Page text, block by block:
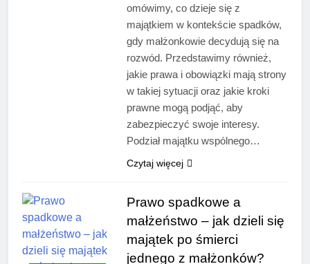
omówimy, co dzieje się z
majątkiem w kontekście spadków,
gdy małżonkowie decydują się na
rozwód. Przedstawimy również,
jakie prawa i obowiązki mają strony
w takiej sytuacji oraz jakie kroki
prawne mogą podjąć, aby
zabezpieczyć swoje interesy.
Podział majątku wspólnego…
Czytaj więcej
Prawo spadkowe a
małżeństwo – jak dzieli się
majątek po śmierci
jednego z małżonków?